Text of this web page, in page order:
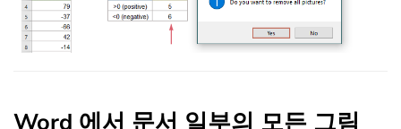
Word 에서 문서 일부의 모든 그림